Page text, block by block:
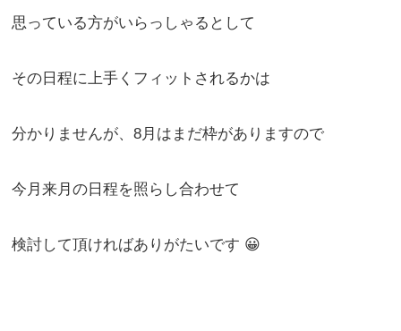
思っている方がいらっしゃるとして
その日程に上手くフィットされるかは
分かりませんが、8月はまだ枠がありますので
今月来月の日程を照らし合わせて
検討して頂ければありがたいです 😀